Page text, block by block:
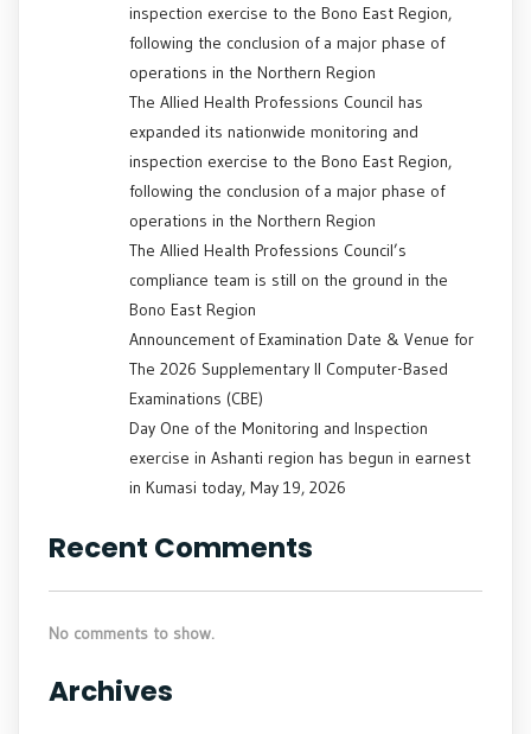
inspection exercise to the Bono East Region,
following the conclusion of a major phase of
operations in the Northern Region
The Allied Health Professions Council has
expanded its nationwide monitoring and
inspection exercise to the Bono East Region,
following the conclusion of a major phase of
operations in the Northern Region
The Allied Health Professions Council’s
compliance team is still on the ground in the
Bono East Region
Announcement of Examination Date & Venue for
The 2026 Supplementary II Computer-Based
Examinations (CBE)
Day One of the Monitoring and Inspection
exercise in Ashanti region has begun in earnest
in Kumasi today, May 19, 2026
Recent Comments
No comments to show.
Archives